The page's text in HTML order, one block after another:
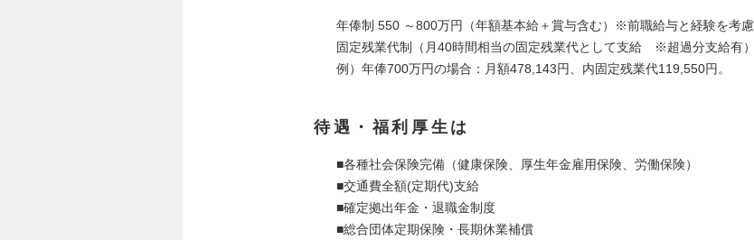
年俸制 550 ～800万円（年額基本給＋賞与含む）※前職給与と経験を考慮
固定残業代制（月40時間相当の固定残業代として支給 ※超過分支給有）
例）年俸700万円の場合：月額478,143円、内固定残業代119,550円。
待遇・福利厚生は
■各種社会保険完備（健康保険、厚生年金雇用保険、労働保険）
■交通費全額(定期代)支給
■確定拠出年金・退職金制度
■総合団体定期保険・長期休業補償